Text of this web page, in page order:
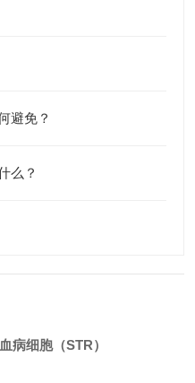
避免？
么？
病细胞（​STR）